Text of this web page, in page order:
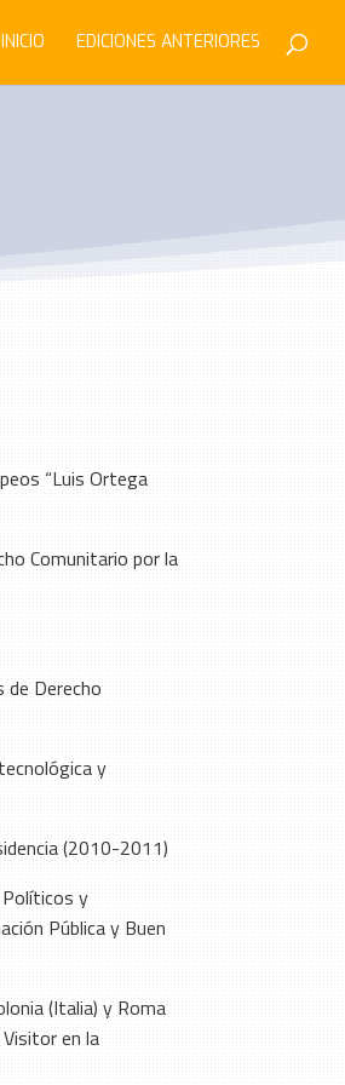
INICIO EDICIONES ANTERIORES
“Luis Ortega
Comunitario por la
Derecho
y
(2010-2011)
y
Pública y Buen
(Italia) y Roma
en la